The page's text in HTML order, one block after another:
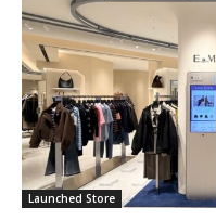
Launched Store